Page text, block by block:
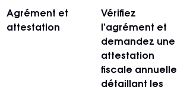
Agrément et
attestation
Vérifiez
l’agrément et
demandez une
attestation
fiscale annuelle
détaillant les